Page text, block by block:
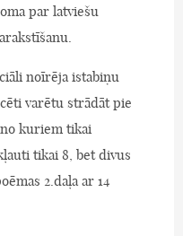
par latviešu
noīrēja istabiņu
varētu strādāt pie
kuriem tikai
tikai 8, bet divus
2.daļa ar 14